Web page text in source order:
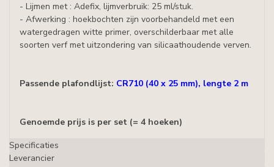
- Lijmen met : Adefix, lijmverbruik: 25 ml/stuk.
- Afwerking : hoekbochten zijn voorbehandeld met een
watergedragen witte primer, overschilderbaar met alle
soorten verf met uitzondering van silicaathoudende verven.
Passende plafondlijst: CR710 (40 x 25 mm), lengte 2 m
Genoemde prijs is per set (= 4 hoeken)
Specificaties
Leverancier